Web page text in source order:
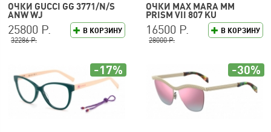
ОЧКИ GUCCI GG 3771/N/S
ANW WJ
В КОРЗИНУ
25800 Р.
32286 Р.
ОЧКИ MAX MARA MM
PRISM VII 807 KU
В КОРЗИНУ
16500 Р.
28000 Р.
-17% -30%